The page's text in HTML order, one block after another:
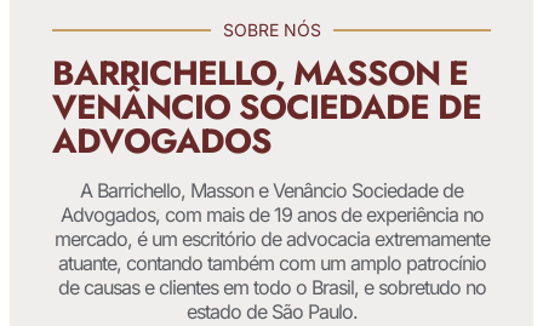
SOBRE NÓS
BARRICHELLO, MASSON E
VENÂNCIO SOCIEDADE DE
ADVOGADOS
A Barrichello, Masson e Venâncio Sociedade de
Advogados, com mais de 19 anos de experiência no
mercado, é um escritório de advocacia extremamente
atuante, contando também com um amplo patrocínio
de causas e clientes em todo o Brasil, e sobretudo no
estado de São Paulo.